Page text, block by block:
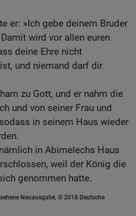
er: »Ich gebe deinem Bruder
wird vor allen euren
deine Ehre nicht
und niemand darf dir
zu Gott, und er nahm die
und von seiner Frau und
in seinem Haus wieder
in Abimelechs Haus
weil der König die
genommen hatte.
Neuausgabe, © 2018 Deutsche